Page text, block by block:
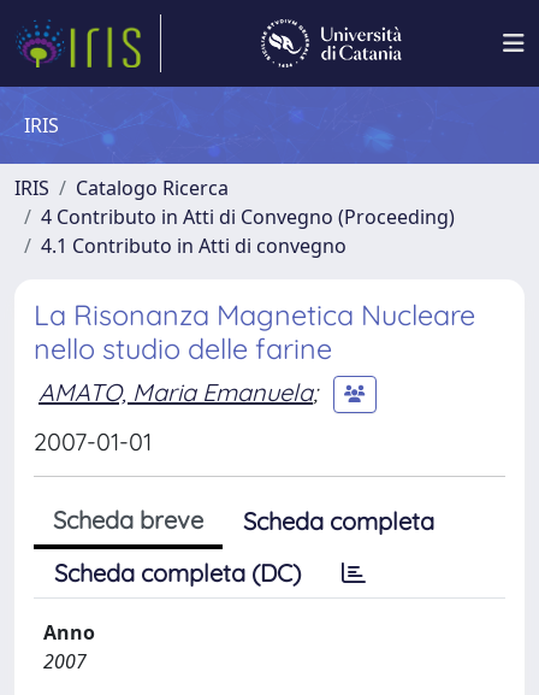
IRIS
IRIS
Catalogo Ricerca
4 Contributo in Atti di Convegno (Proceeding)
4.1 Contributo in Atti di convegno
La Risonanza Magnetica Nucleare
nello studio delle farine
AMATO, Maria Emanuela;
2007-01-01
Scheda breve
Scheda completa
Scheda completa (DC)
Anno
2007